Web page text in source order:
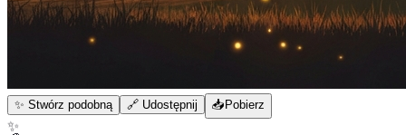
✨ Stwórz podobną 🔗 Udostępnij 📥 Pobierz
✨